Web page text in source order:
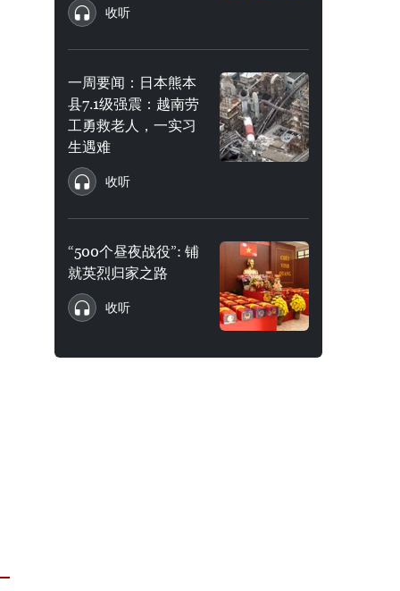
收听
一周要闻：日本熊本
县7.1级强震：越南劳
工勇救老人，一实习
生遇难
收听
“500个昼夜战役”: 铺
就英烈归家之路
收听